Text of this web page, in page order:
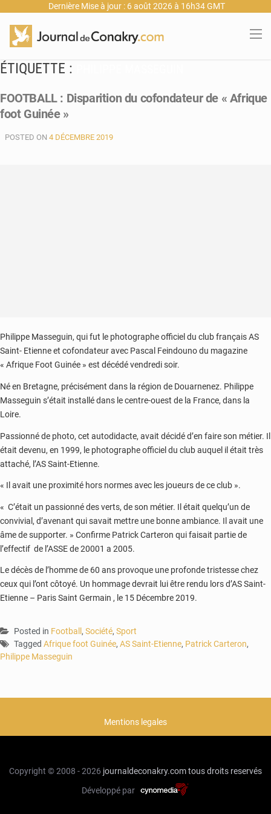
Dernière Mise à jour : 6 août 2026 à 16h34 GMT
ÉTIQUETTE :
FOOTBALL : Disparition du cofondateur de « Afrique
foot Guinée »
POSTED ON 4 DÉCEMBRE 2019
Philippe Masseguin, qui fut le photographe officiel du club français AS
Saint- Etienne et cofondateur avec Pascal Feindouno du magazine
« Afrique Foot Guinée » est décédé vendredi soir.
Né en Bretagne, précisément dans la région de Douarnenez. Philippe
Masseguin s’était installé dans le centre-ouest de la France, dans la
Loire.
Passionné de photo, cet autodidacte, avait décidé d’en faire son métier. Il
était devenu, en 1999, le photographe officiel du club auquel il était très
attaché, l’AS Saint-Etienne.
« Il avait une proximité hors normes avec les joueurs de ce club ».
« C’était un passionné des verts, de son métier. Il était quelqu’un de
convivial, d’avenant qui savait mettre une bonne ambiance. Il avait une
âme de supporter. » Confirme Patrick Carteron qui faisait partie de
l’effectif de l’ASSE de 20001 a 2005.
Le décès de l’homme de 60 ans provoque une profonde tristesse chez
ceux qui l’ont côtoyé. Un hommage devrait lui être rendu lors d’AS Saint-
Etienne – Paris Saint Germain , le 15 Décembre 2019.
Posted in Football , Société, Sport
Tagged Afrique foot Guinée, AS Saint-Etienne, Patrick Carteron,
Philippe Masseguin
Mentions legales
Copyright © 2008 - 2026 journaldeconakry.comtous droits reservés
Développé par